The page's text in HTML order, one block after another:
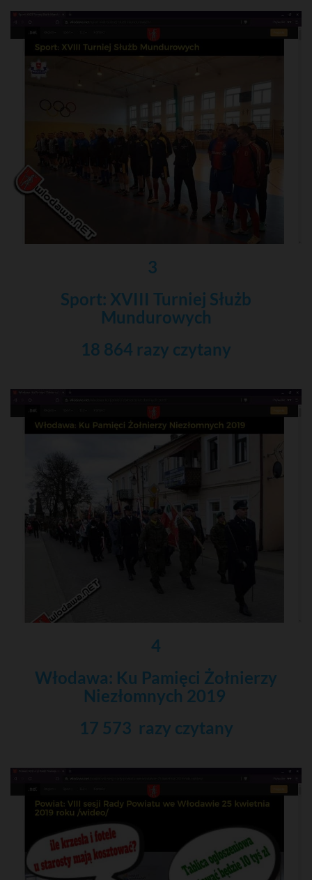
3
Sport: XVIII Turniej Służb
Mundurowych
18 864 razy czytany
4
Włodawa: Ku Pamięci Żołnierzy
Niezłomnych 2019
17 573 razy czytany